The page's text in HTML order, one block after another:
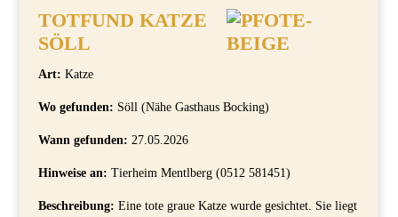
TOTFUND KATZE
SÖLL
Art: Katze
Wo gefunden: Söll (Nähe Gasthaus Bocking)
Wann gefunden: 27.05.2026
Hinweise an: Tierheim Mentlberg (0512 581451)
Beschreibung: Eine tote graue Katze wurde gesichtet. Sie liegt